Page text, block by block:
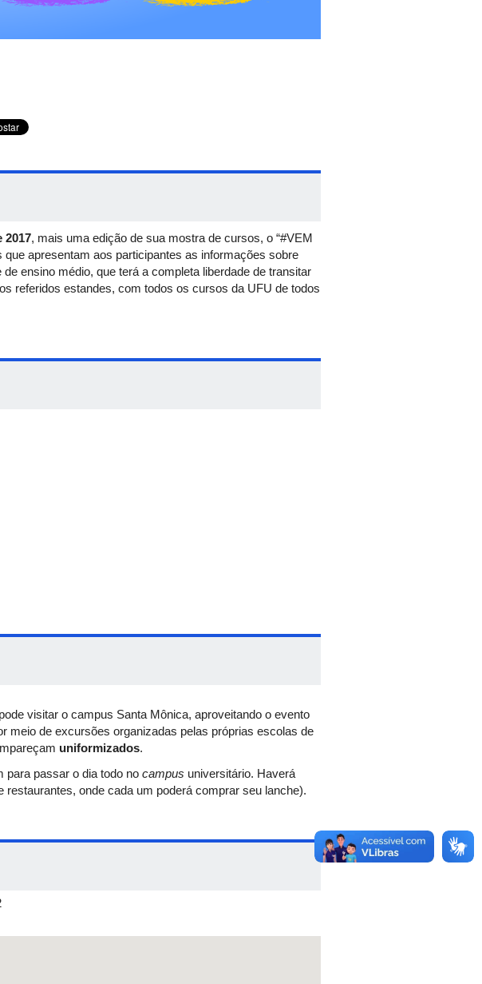
2017, mais uma edição de sua mostra de cursos, o “#VEM
apresentam aos participantes as informações sobre
ensino médio, que terá a completa liberdade de transitar
referidos estandes, com todos os cursos da UFU de todos
visitar o campus Santa Mônica, aproveitando o evento
meio de excursões organizadas pelas próprias escolas de
uniformizados.
para passar o dia todo no campus universitário. Haverá
restaurantes, onde cada um poderá comprar seu lanche).